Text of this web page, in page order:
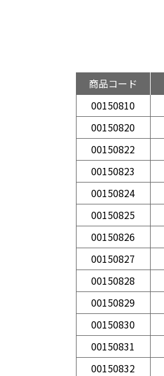
商品コード
00150810
00150820
00150822
00150823
00150824
00150825
00150826
00150827
00150828
00150829
00150830
00150831
00150832